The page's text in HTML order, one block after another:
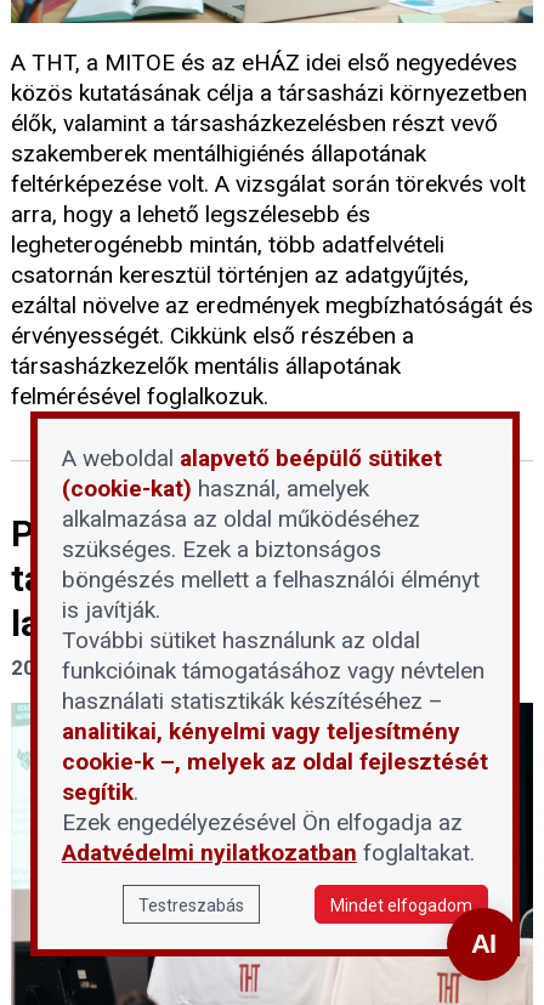
A THT, a MITOE és az eHÁZ idei első negyedéves
közös kutatásának célja a társasházi környezetben
élők, valamint a társasházkezelésben részt vevő
szakemberek mentálhigiénés állapotának
feltérképezése volt. A vizsgálat során törekvés volt
arra, hogy a lehető legszélesebb és
legheterogénebb mintán, több adatfelvételi
csatornán keresztül történjen az adatgyűjtés,
ezáltal növelve az eredmények megbízhatóságát és
érvényességét. Cikkünk első részében a
társasházkezelők mentális állapotának
felmérésével foglalkozuk.
Pénzügyi megoldások
társasházaknak és
lakásszövetkezeteknek (x)
2026. május 28.
A weboldal alapvető beépülő sütiket
(cookie-kat) használ, amelyek
alkalmazása az oldal működéséhez
szükséges. Ezek a biztonságos
böngészés mellett a felhasználói élményt
is javítják.
További sütiket használunk az oldal
funkcióinak támogatásához vagy névtelen
használati statisztikák készítéséhez –
analitikai, kényelmi vagy teljesítmény
cookie-k –, melyek az oldal fejlesztését
segítik.
Ezek engedélyezésével Ön elfogadja az
Adatvédelmi nyilatkozatban foglaltakat.
Testreszabás Mindet elfogadom